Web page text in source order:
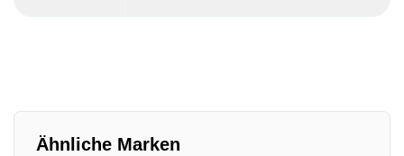
Ähnliche Marken